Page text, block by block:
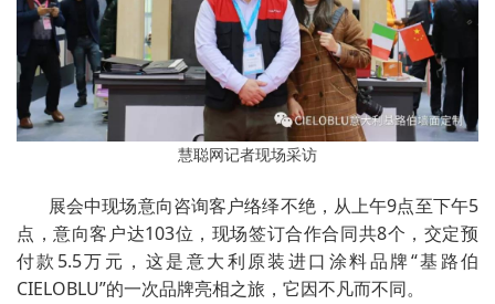
慧聪网记者现场采访
展会中现场意向咨询客户络绎不绝，从上午9点至下午5
点，意向客户达103位，现场签订合作合同共8个，交定预
付款5.5万元，这是意大利原装进口涂料品牌“基路伯
CIELOBLU”的一次品牌亮相之旅，它因不凡而不同。